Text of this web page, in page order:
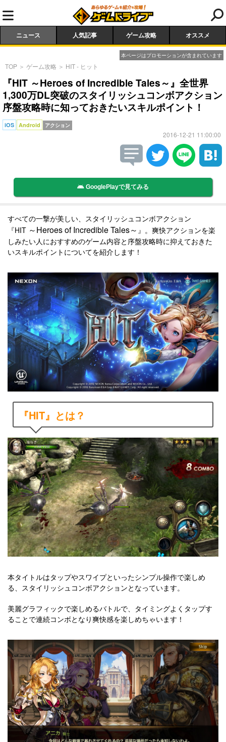
ニュース 人気記事 ゲーム攻略 オススメ
本ページはプロモーションが含まれています
TOP ＞ ゲーム攻略 ＞ HIT - ヒット
『HIT ～Heroes of Incredible Tales～』全世界
1,300万DL突破のスタイリッシュコンボアクション
序盤攻略時に知っておきたいスキルポイント！
iOS Android アクション
2016-12-21 11:00:00
GooglePlayで見てみる
すべての一撃が美しい、スタイリッシュコンボアクション
『HIT ～Heroes of Incredible Tales～ 』。爽快アクションを楽
しみたい人におすすめのゲーム内容と序盤攻略時に抑えておきた
いスキルポイントについてを紹介します！
『HIT』とは？
本タイトルはタップやスワイプといったシンプル操作で楽しめ
る、スタイリッシュコンボアクションとなっています。
美麗グラフィックで楽しめるバトルで、タイミングよくタップす
ることで連続コンボとなり爽快感を楽しめちゃいます！